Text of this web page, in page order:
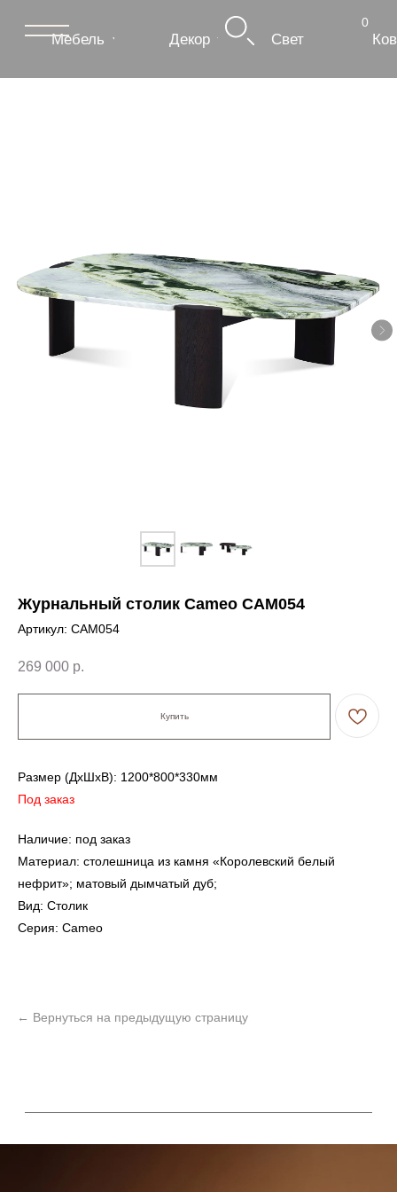
Мебель
Журнальный столик Cameo CAM054
Артикул: CAM054
269 000 р.
Купить
Размер (ДxШxВ): 1200*800*330мм
Под заказ
Наличие: под заказ
Материал: столешница из камня «Королевский белый
нефрит»; матовый дымчатый дуб;
Вид: Столик
Серия: Cameo